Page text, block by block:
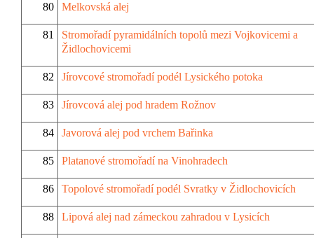
80 Melkovská alej
81
Stromořadí pyramidálních topolů mezi Vojkovicemi a
Židlochovicemi
82 Jírovcové stromořadí podél Lysického potoka
83 Jírovcová alej pod hradem Rožnov
84 Javorová alej pod vrchem Bařinka
85 Platanové stromořadí na Vinohradech
86 Topolové stromořadí podél Svratky v Židlochovicích
88 Lipová alej nad zámeckou zahradou v Lysicích